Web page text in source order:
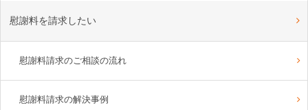
慰謝料を請求したい
慰謝料請求のご相談の流れ
慰謝料請求の解決事例